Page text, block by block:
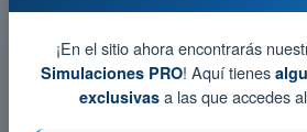
¡En el sitio ahora encontrarás
Simulaciones PRO! Aquí tienes
exclusivasa las que accedes